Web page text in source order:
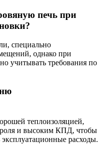
печь при
специально
однако при
учитывать требования по
теплоизоляцией,
и высоким КПД, чтобы
эксплуатационные расходы.